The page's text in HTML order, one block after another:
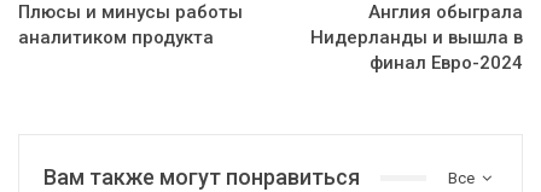
Плюсы и минусы работы
аналитиком продукта
Англия обыграла
Нидерланды и вышла в
финал Евро-2024
Все
Вам также могут понравиться